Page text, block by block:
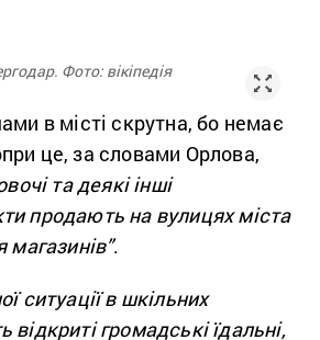
Фото: вікіпедія
в місті скрутна, бо немає
це, за словами Орлова,
та деякі інші
продають на вулицях міста
магазинів”.
ситуації в шкільних
відкриті громадські їдальні,